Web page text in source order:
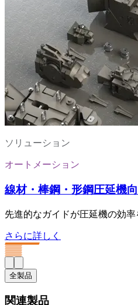
ソリューション
オートメーション
線材・棒鋼・形鋼圧延機
先進的なガイドが圧延機の効
さらに詳しく
全製品
関連製品